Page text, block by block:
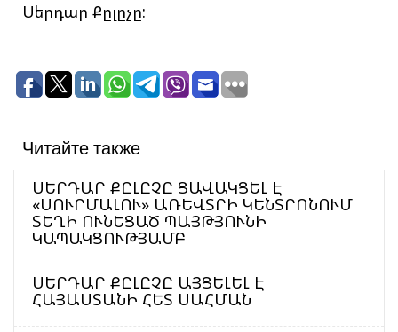
Սերդար Քըլըչը:
Читайте также
ՍԵՐԴԱՐ ՔԸԼԸՉԸ ՑԱՎԱԿՑԵԼ Է
«ՍՈՒՐՄԱԼՈՒ» ԱՌԵՎՏՐԻ ԿԵՆՏՐՈՆՈՒՄ
ՏԵՂԻ ՈՒՆԵՑԱԾ ՊԱՅԹՅՈՒՆԻ
ԿԱՊԱԿՑՈՒԹՅԱՄԲ
ՍԵՐԴԱՐ ՔԸԼԸՉԸ ԱՅՑԵԼԵԼ Է
ՀԱՅԱՍՏԱՆԻ ՀԵՏ ՍԱՀՄԱՆ